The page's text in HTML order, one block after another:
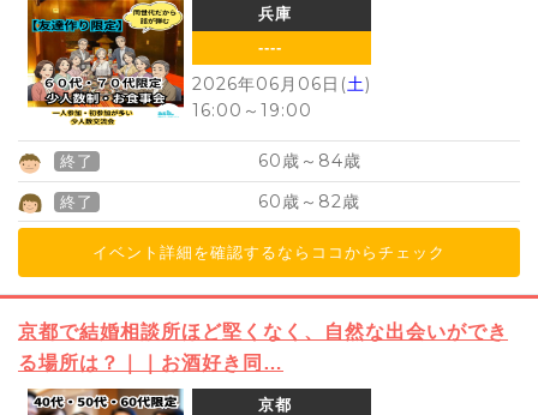
兵庫
----
2026年06月06日(土)
16:00 ～ 19:00
終了 60歳～ 84歳
終了 60歳～ 82歳
イベント詳細を確認するならココからチェック
京都で結婚相談所ほど堅くなく、自然な出会いができ
る場所は？｜｜お酒好き同…
京都